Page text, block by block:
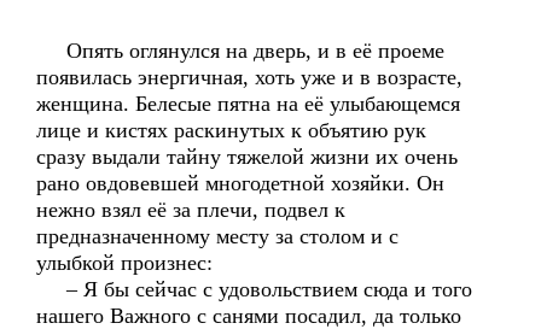
Опять оглянулся на дверь, и в её проеме
появилась энергичная, хоть уже и в возрасте,
женщина. Белесые пятна на её улыбающемся
лице и кистях раскинутых к объятию рук
сразу выдали тайну тяжелой жизни их очень
рано овдовевшей многодетной хозяйки. Он
нежно взял её за плечи, подвел к
предназначенному месту за столом и с
улыбкой произнес:
– Я бы сейчас с удовольствием сюда и того
нашего Важного с санями посадил, да только